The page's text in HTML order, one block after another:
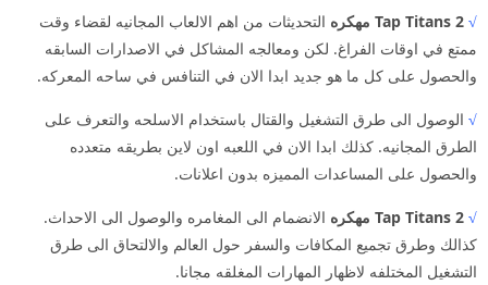
√ Tap Titans 2 مهكره
التحديثات من اهم الالعاب المجانيه لقضاء وقت
ممتع في اوقات الفراغ. لكن ومعالجه المشاكل في الاصدارات السابقه
والحصول على كل ما هو جديد ابدا الان في التنافس في ساحه المعركه.
√ الوصول الى طرق التشغيل والقتال باستخدام الاسلحه والتعرف على
الطرق المجانيه. كذلك ابدا الان في اللعبه اون لاين بطريقه متعدده
والحصول على المساعدات المميزه بدون اعلانات.
√ Tap Titans 2 مهكره
الانضمام الى المغامره والوصول الى الاحداث.
كذالك وطرق تجميع المكافات والسفر حول العالم والالتحاق الى طرق
التشغيل المختلفه لاظهار المهارات المغلقه مجانا.